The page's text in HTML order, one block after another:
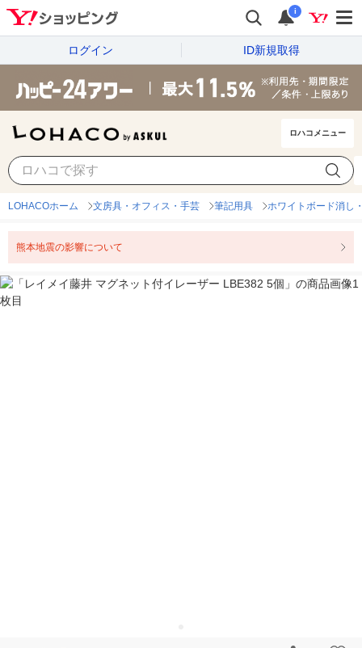
i
ログイン ID新規取得
ロハコメニュー
LOHACOホーム 文房具・オフィス・手芸 筆記用具 ホワイトボード消し
熊本地震の影響について